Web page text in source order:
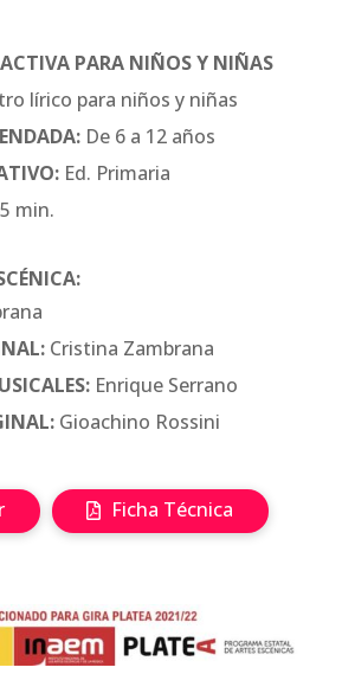
PARA NIÑOS Y NIÑAS
lírico para niños y niñas
De 6 a 12 años
Ed. Primaria
min.
Cristina Zambrana
Enrique Serrano
Gioachino Rossini
Ficha Técnica